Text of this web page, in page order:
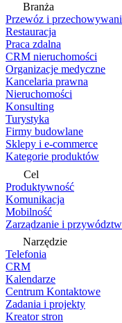
Branża
Przewóz i
Restauracja
Praca zdalna
CRM nieruchomości
Organizacje medyczne
Kancelaria prawna
Nieruchomości
Konsulting
Turystyka
Firmy budowlane
Sklepy i e-commerce
Kategorie produktów
Cel
Produktywność
Komunikacja
Mobilność
Zarządzanie i
Narzędzie
Telefonia
CRM
Kalendarze
Centrum Kontaktowe
Zadania i projekty
Kreator stron